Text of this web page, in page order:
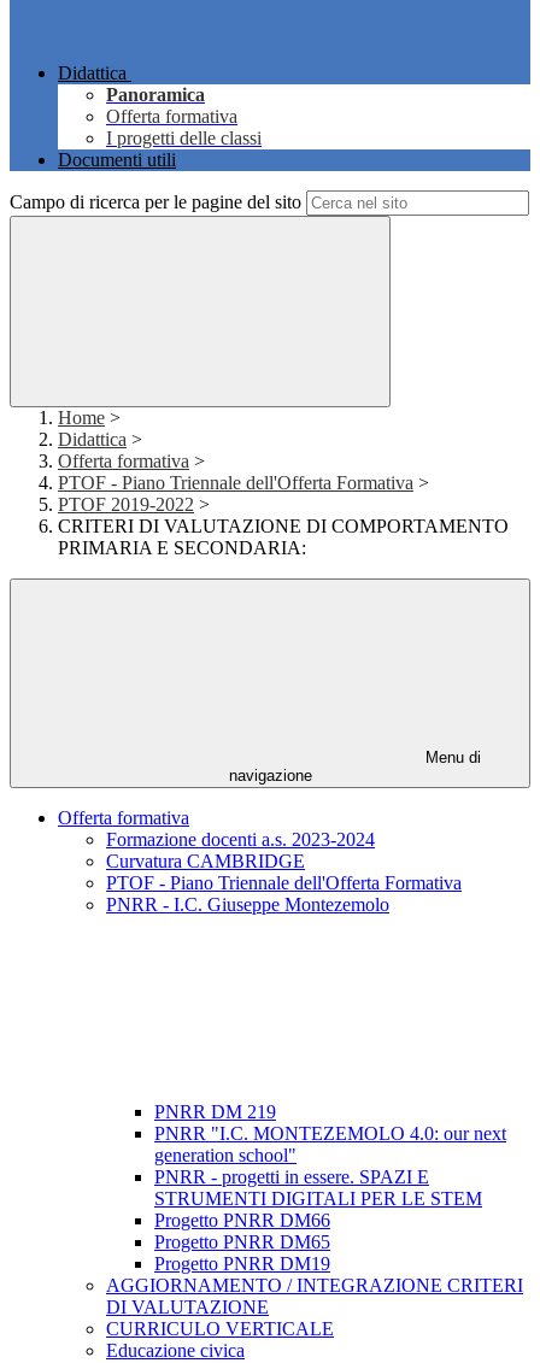
Didattica
Panoramica
Offerta formativa
I progetti delle classi
Documenti utili
Campo di ricerca per le pagine del sito
Home >
Didattica >
Offerta formativa >
PTOF - Piano Triennale dell'Offerta Formativa >
PTOF 2019-2022 >
CRITERI DI VALUTAZIONE DI COMPORTAMENTO
PRIMARIA E SECONDARIA:
Menu di
navigazione
Offerta formativa
Formazione docenti a.s. 2023-2024
Curvatura CAMBRIDGE
PTOF - Piano Triennale dell'Offerta Formativa
PNRR - I.C. Giuseppe Montezemolo
PNRR DM 219
PNRR "I.C. MONTEZEMOLO 4.0: our next
generation school"
PNRR - progetti in essere. SPAZI E
STRUMENTI DIGITALI PER LE STEM
Progetto PNRR DM66
Progetto PNRR DM65
Progetto PNRR DM19
AGGIORNAMENTO / INTEGRAZIONE CRITERI
DI VALUTAZIONE
CURRICULO VERTICALE
Educazione civica